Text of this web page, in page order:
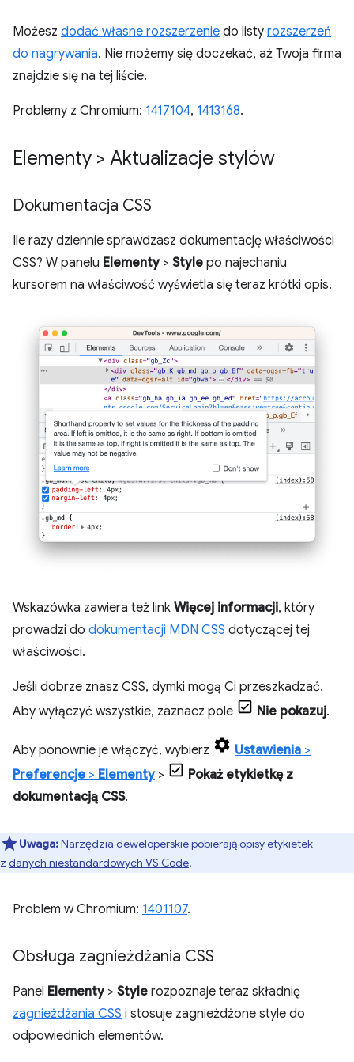
Możesz dodać własne rozszerzenie do listy rozszerzeń
do nagrywania. Nie możemy się doczekać, aż Twoja firma
znajdzie się na tej liście.
Problemy z Chromium: 1417104, 1413168.
Elementy > Aktualizacje stylów
Dokumentacja CSS
Ile razy dziennie sprawdzasz dokumentację właściwości
CSS? W panelu Elementy> Style po najechaniu
kursorem na właściwość wyświetla się teraz krótki opis.
Wskazówka zawiera też link Więcej informacji, który
prowadzi do dokumentacji MDN CSS dotyczącej tej
właściwości.
Jeśli dobrze znasz CSS, dymki mogą Ci przeszkadzać.
Aby wyłączyć wszystkie, zaznacz pole
Nie pokazuj.
Aby ponownie je włączyć, wybierz Ustawienia >
Preferencje > Elementy>
Pokaż etykietkę z
dokumentacją CSS.
Uwaga:Narzędzia deweloperskie pobierają opisy etykietek
z danych niestandardowych VS Code.
Problem w Chromium: 1401107.
Obsługa zagnieżdżania CSS
Panel Elementy> Style rozpoznaje teraz składnię
zagnieżdżania CSS i stosuje zagnieżdżone style do
odpowiednich elementów.